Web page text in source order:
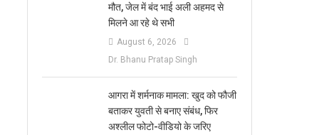
मौत, जेल में बंद भाई अली अहमद से
मिलने आ रहे थे सभी
August 6, 2026
Dr. Bhanu Pratap Singh
आगरा में शर्मनाक मामला: खुद को फौजी
बताकर युवती से बनाए संबंध, फिर
अश्लील फोटो-वीडियो के जरिए